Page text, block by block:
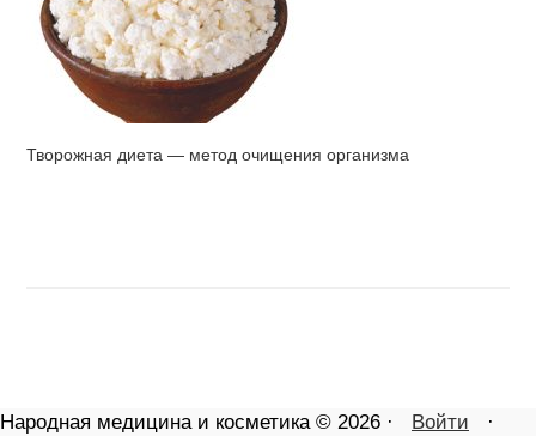
Творожная диета — метод очищения организма
Народная медицина и косметика © 2026 · Войти ·